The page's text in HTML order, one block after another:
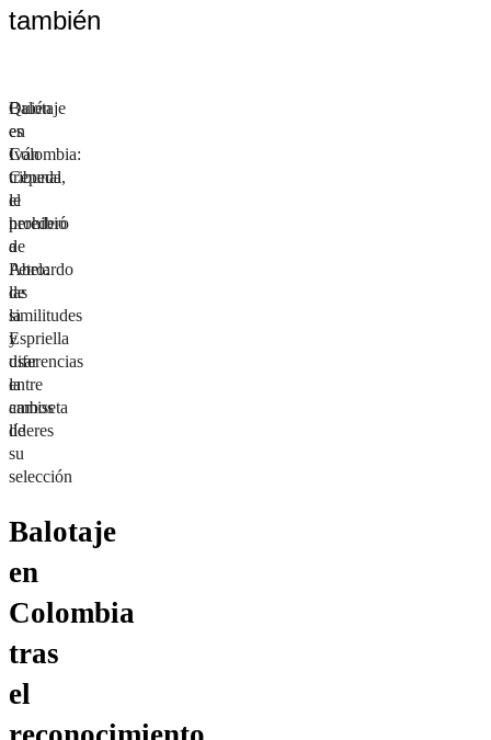
también
Balotaje
en
Colombia:
tribunal
le
prohibió
a
Abelardo
de
la
Espriella
usar
la
camiseta
de
su
selección
Quién
es
Iván
Cepeda,
el
heredero
de
Petro:
las
similitudes
y
diferencias
entre
ambos
líderes
Balotaje
en
Colombia
tras
el